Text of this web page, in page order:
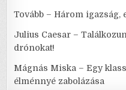
Tovább – Három igazság,
Julius Caesar –
drónokat!
Mágnás Miska – Egy
élménnyé zabolázása